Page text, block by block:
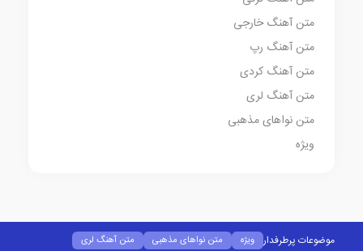
متن آهنگ خارجی
متن آهنگ رپ
متن آهنگ کردی
متن آهنگ لری
متن نواهای مذهبی
ویژه
موضوعات پرطرفدار ویژه متن نواهای مذهبی متن آهنگ لری